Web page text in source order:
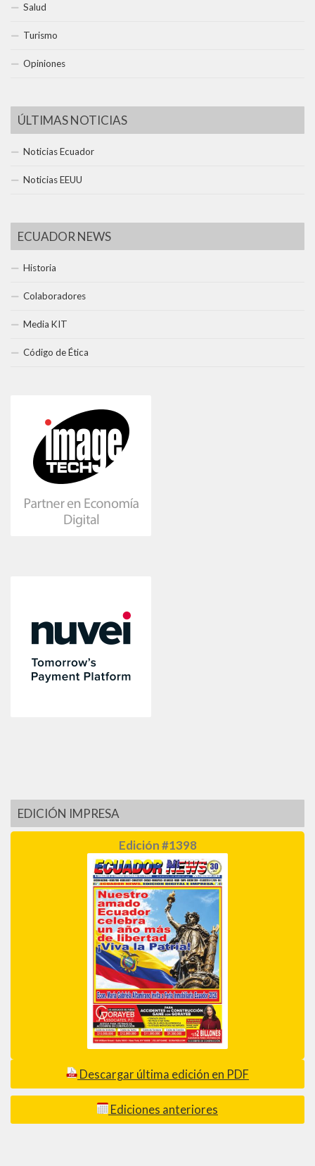
Salud
Turismo
Opiniones
ÚLTIMAS NOTICIAS
Noticias Ecuador
Noticias EEUU
ECUADOR NEWS
Historia
Colaboradores
Media KIT
Código de Ética
EDICIÓN IMPRESA
Edición #1398
Descargar última edición en PDF
Ediciones anteriores